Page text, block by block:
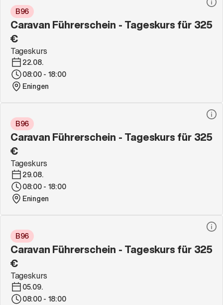
B96
Caravan Führerschein - Tageskurs für 325
€
Tageskurs
22.08.
08:00 - 18:00
Eningen
B96
Caravan Führerschein - Tageskurs für 325
€
Tageskurs
29.08.
08:00 - 18:00
Eningen
B96
Caravan Führerschein - Tageskurs für 325
€
Tageskurs
05.09.
08:00 - 18:00